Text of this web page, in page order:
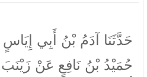
حَدَّثَنَا آدَمُ بْنُ أَبِي إِيَاسٍ
حُمَيْدُ بْنُ نَافِعٍ عَنْ